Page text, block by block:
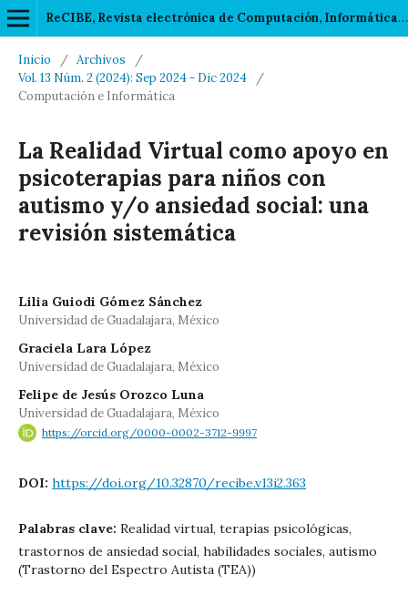
ReCIBE, Revista electrónica de Computación, Informática, Biomédica y Electrónica
Inicio / Archivos
/
Vol. 13 Núm. 2 (2024): Sep 2024 - Dic 2024
/
Computación e Informática
La Realidad Virtual como apoyo en
psicoterapias para niños con
autismo y/o ansiedad social: una
revisión sistemática
Lilia Guiodi Gómez Sánchez
Universidad de Guadalajara, México
Graciela Lara López
Universidad de Guadalajara, México
Felipe de Jesús Orozco Luna
Universidad de Guadalajara, México
https://orcid.org/0000-0002-3712-9997
DOI: https://doi.org/10.32870/recibe.v13i2.363
Palabras clave: Realidad virtual, terapias psicológicas,
trastornos de ansiedad social, habilidades sociales, autismo
(Trastorno del Espectro Autista (TEA))